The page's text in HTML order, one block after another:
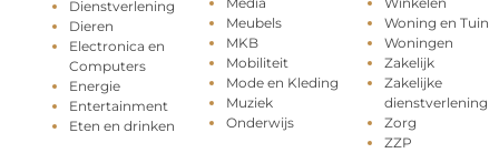
Dienstverlening
Dieren
Electronica en
Computers
Energie
Entertainment
Eten en drinken
Meubels
MKB
Mobiliteit
Mode en Kleding
Muziek
Onderwijs
Woning en Tuin
Woningen
Zakelijk
Zakelijke
dienstverlening
Zorg
ZZP